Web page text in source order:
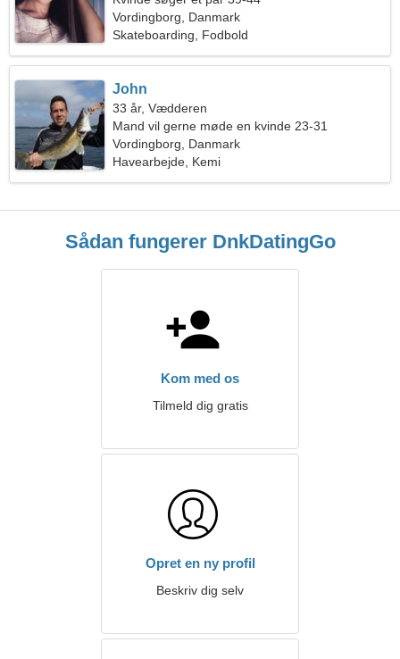
Vordingborg, Danmark
Skateboarding, Fodbold
John
33 år, Vædderen
Mand vil gerne møde en kvinde 23-31
Vordingborg, Danmark
Havearbejde, Kemi
Sådan fungerer DnkDatingGo
Kom med os
Tilmeld dig gratis
Opret en ny profil
Beskriv dig selv